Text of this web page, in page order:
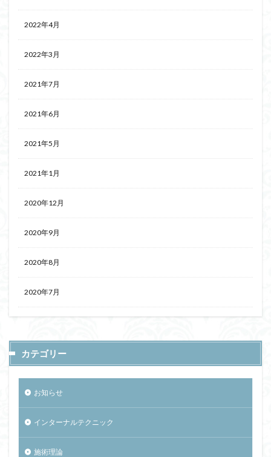
2022年4月
2022年3月
2021年7月
2021年6月
2021年5月
2021年1月
2020年12月
2020年9月
2020年8月
2020年7月
カテゴリー
お知らせ
インターナルテクニック
施術理論